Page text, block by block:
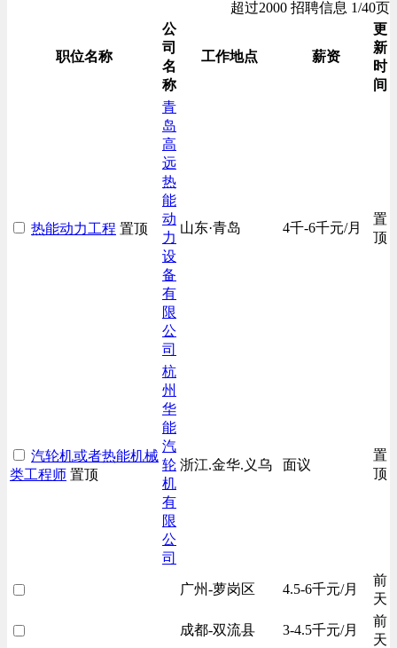
超过2000 招聘信息 1/40页
职位名称
公
司
名
称
工作地点 薪资
更
新
时
间
热能动力工程 置顶
青
岛
高
远
热
能
动
力
设
备
有
限
公
司
山东·青岛 4千-6千元/月
置
顶
汽轮机或者热能机械
类工程师 置顶
杭
州
华
能
汽
轮
机
有
限
公
司
浙江.金华.义乌 面议
置
顶
广州-萝岗区 4.5-6千元/月
前
天
成都-双流县 3-4.5千元/月
前
天